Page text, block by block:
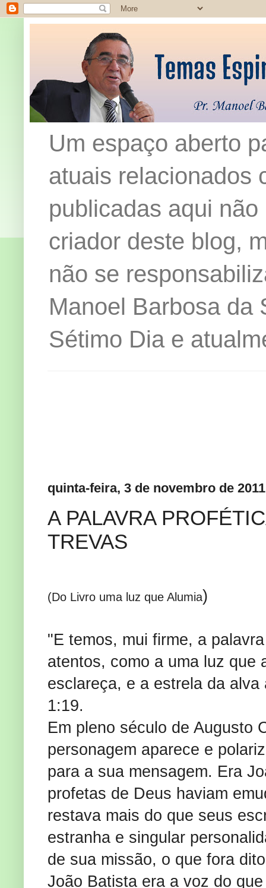
Um espaço aberto
atuais relacionados
publicadas aqui
criador deste blog,
não se
Manoel Barbosa da
Sétimo Dia e
quinta-feira, 3 de novembro de 2011
A PALAVRA
TREVAS
(Do Livro uma luz que Alumia)
"E temos, mui firme, a
atentos, como a uma luz que
esclareça, e a estrela da
1:19.
Em pleno século de Augusto
personagem aparece e
para a sua mensagem. Era
profetas de Deus haviam
restava mais do que seus
estranha e singular
de sua missão, o que fora
João Batista era a voz do